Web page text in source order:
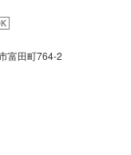
。
富田町764-2